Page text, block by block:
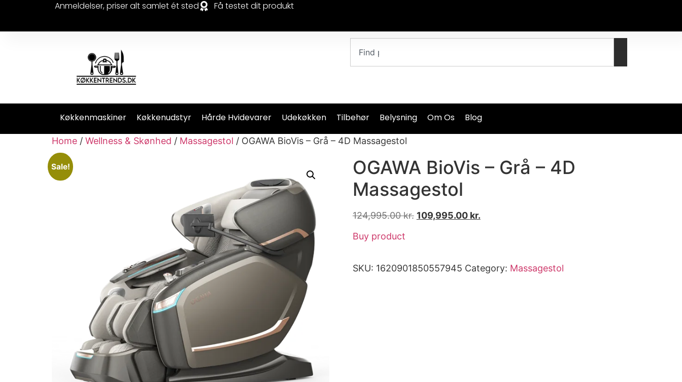
Anmeldelser, priser alt samlet ét sted Få testet dit produkt
Køkkenmaskiner Køkkenudstyr Hårde Hvidevarer Udekøkken Tilbehør Belysning Om Os Blog
Home / Wellness & Skønhed / Massagestol / OGAWA BioVis – Grå – 4D Massagestol
Sale!
OGAWA BioVis – Grå – 4D
Massagestol
124,995.00kr. 109,995.00 kr.
Buy product
SKU: 1620901850557945 Category: Massagestol